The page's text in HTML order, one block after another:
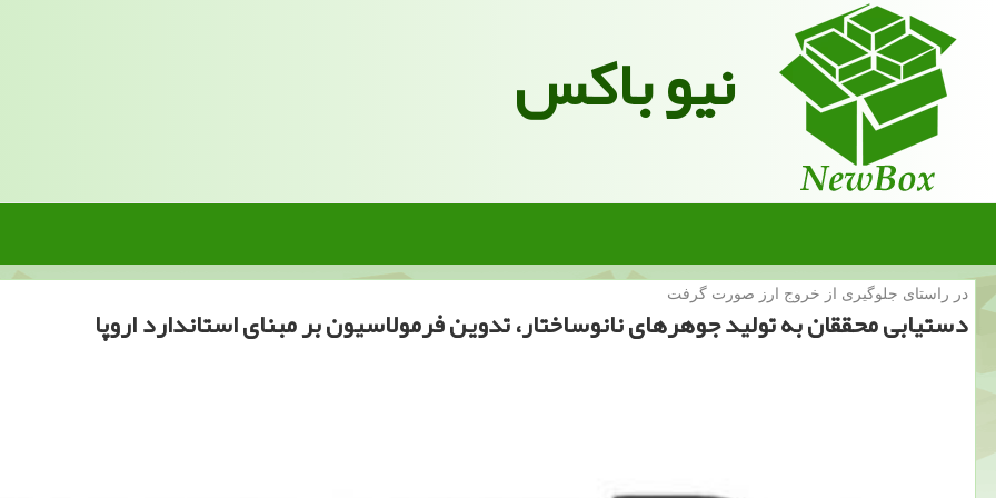
نیو باکس
در راستای جلوگیری از خروج ارز صورت گرفت
دستیابی محققان به تولید جوهرهای نانوساختار، تدوین فرمولاسیون بر مبنای استاندارد اروپا